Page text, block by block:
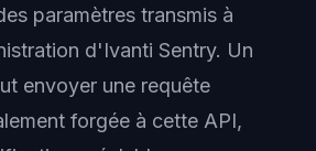
paramètres transmis à
d'Ivanti Sentry. Un
envoyer une requête
forgée à cette API,